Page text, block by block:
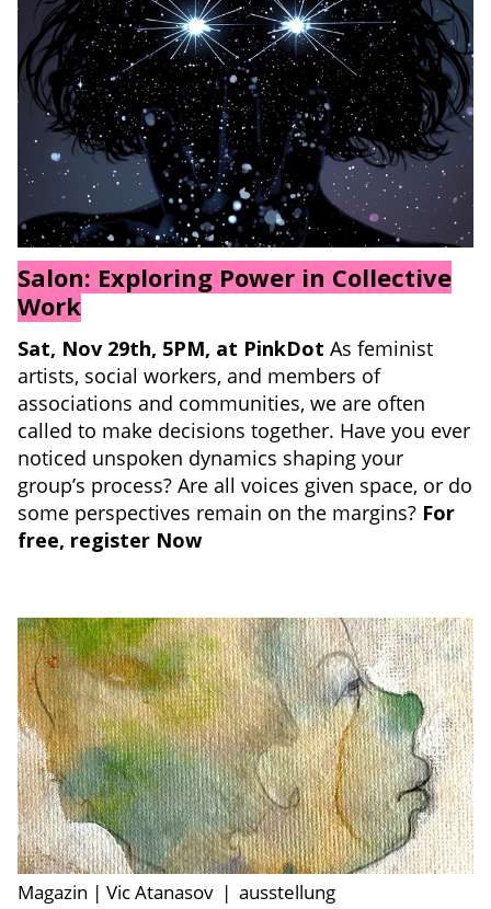
Salon: Exploring Power in Collective
Work
Sat, Nov 29th, 5PM, at PinkDot As feminist
artists, social workers, and members of
associations and communities, we are often
called to make decisions together. Have you ever
noticed unspoken dynamics shaping your
group’s process? Are all voices given space, or do
some perspectives remain on the margins? For
free, register Now
Magazin | Vic Atanasov | ausstellung